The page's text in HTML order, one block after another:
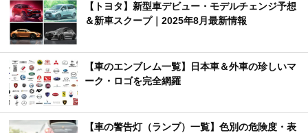
【トヨタ】新型車デビュー・モデルチェンジ予想
＆新車スクープ｜2025年8月最新情報
【車のエンブレム一覧】日本車＆外車の珍しいマ
ーク・ロゴを完全網羅
【車の警告灯（ランプ）一覧】色別の危険度・表